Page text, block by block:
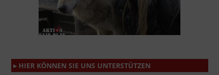
▸ HIER KÖNNEN SIE UNS UNTERSTÜTZEN